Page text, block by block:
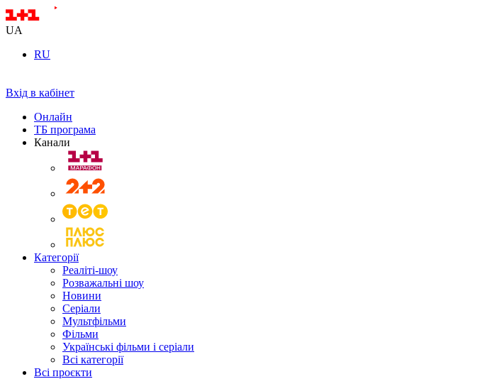
UA
RU
Вхід в кабінет
Онлайн
ТБ програма
Канали
Категорії
Реаліті-шоу
Розважальні шоу
Новини
Серіали
Мультфільми
Фільми
Українські фільми і серіали
Всі категорії
Всі проєкти